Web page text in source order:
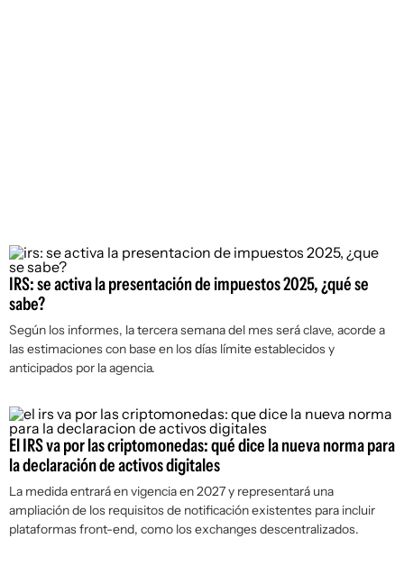
IRS: se activa la presentación de impuestos 2025, ¿qué se
sabe?
Según los informes, la tercera semana del mes será clave, acorde a
las estimaciones con base en los días límite establecidos y
anticipados por la agencia.
El IRS va por las criptomonedas: qué dice la nueva norma para
la declaración de activos digitales
La medida entrará en vigencia en 2027 y representará una
ampliación de los requisitos de notificación existentes para incluir
plataformas front-end, como los exchanges descentralizados.